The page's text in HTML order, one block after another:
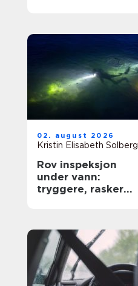
02. august 2026
Kristin Elisabeth Solberg
Rov inspeksjon
under vann:
tryggere, raskere